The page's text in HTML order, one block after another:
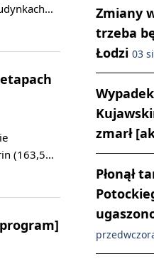
(163,5…
Zmiany
trzeba
Łodzi 03
zmarł
Płonął